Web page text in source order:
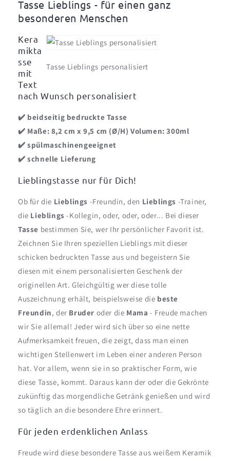
Tasse Lieblings - für einen ganz
besonderen Menschen
Tasse Lieblings personalisiert
Kera
mikta
sse
mit
Text
nach Wunsch personalisiert
✔️ beidseitig bedruckte Tasse
✔️ Maße: 8,2 cm x 9,5 cm (Ø/H) Volumen: 300ml
✔️ spülmaschinengeeignet
✔️ schnelle Lieferung
Lieblingstasse nur für Dich!
Ob für die Lieblings -Freundin, den Lieblings -Trainer,
die Lieblings-Kollegin, oder, oder, oder... Bei dieser
Tasse bestimmen Sie, wer Ihr persönlicher Favorit ist.
Zeichnen Sie Ihren speziellen Lieblings mit dieser
schicken bedruckten Tasse aus und begeistern Sie
diesen mit einem personalisierten Geschenk der
originellen Art. Gleichgültig wer diese tolle
Auszeichnung erhält, beispielsweise die beste
Freundin, der Bruder oder die Mama - Freude machen
wir Sie allemal! Jeder wird sich über so eine nette
Aufmerksamkeit freuen, die zeigt, dass man einen
wichtigen Stellenwert im Leben einer anderen Person
hat. Vor allem, wenn sie in so praktischer Form, wie
diese Tasse, kommt. Daraus kann der oder die Gekrönte
zukünftig das morgendliche Getränk genießen und wird
so täglich an die besondere Ehre erinnert.
Für jeden erdenklichen Anlass
Freude wird diese besondere Tasse aus weißem Keramik